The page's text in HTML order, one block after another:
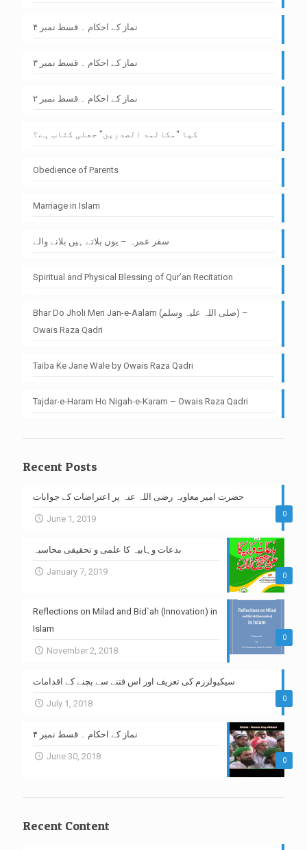
نماز کے احکام ۔ قسط نمبر ۴
نماز کے احکام ۔ قسط نمبر ۳
نماز کے احکام ۔ قسط نمبر ۲
کیا “مکالمۃ الصدرین” جعلی کتاب ہے؟
Obedience of Parents
Marriage in Islam
سفر عمرہ – یوں بلاتے ہیں بلانے والے
Spiritual and Physical Blessing of Qur’an Recitation
Bhar Do Jholi Meri Jan-e-Aalam (صلی اللہ علیہ وسلم) –
Owais Raza Qadri
Taiba Ke Jane Wale by Owais Raza Qadri
Tajdar-e-Haram Ho Nigah-e-Karam – Owais Raza Qadri
Recent Posts
0
حضرت امیر معاویہ رضی اللہ عنہ پر اعتراضات کے جوابات
June 1, 2019
0
بدعات وہابیہ کا علمی و تحقیقی محاسبہ
January 7, 2019
0
Reflections on Milad and Bid`ah (Innovation) in
Islam
November 2, 2018
0
سیکیولرزم کی تعریف اور اس فتنے سے بچنے کے اقدامات
July 1, 2018
0
نماز کے احکام ۔ قسط نمبر ۴
June 30, 2018
Recent Content